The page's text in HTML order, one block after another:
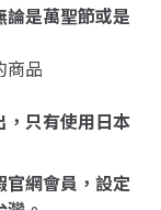
是萬聖節或是
商品
，只有使用日本
網會員，設定